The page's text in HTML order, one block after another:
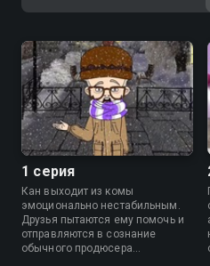
1 серия
Кан выходит из комы
эмоционально нестабильным.
Друзья пытаются ему помочь и
отправляются в сознание
обычного продюсера